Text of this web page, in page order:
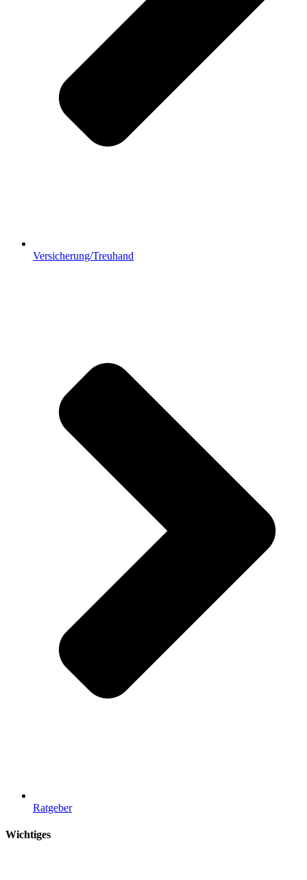
Versicherung/Treuhand
Ratgeber
Wichtiges